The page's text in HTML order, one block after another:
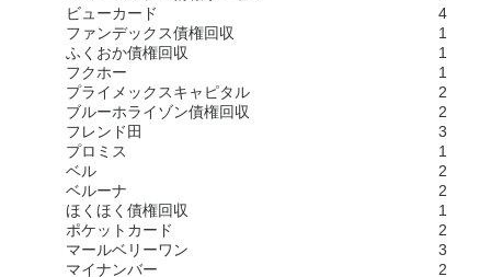
ビューカード
4
ファンデックス債権回収
1
ふくおか債権回収
1
フクホー
1
プライメックスキャピタル
2
ブルーホライゾン債権回収
2
フレンド田
3
プロミス
1
ベル
2
ベルーナ
2
ほくほく債権回収
1
ポケットカード
2
マールベリーワン
3
マイナンバー
2